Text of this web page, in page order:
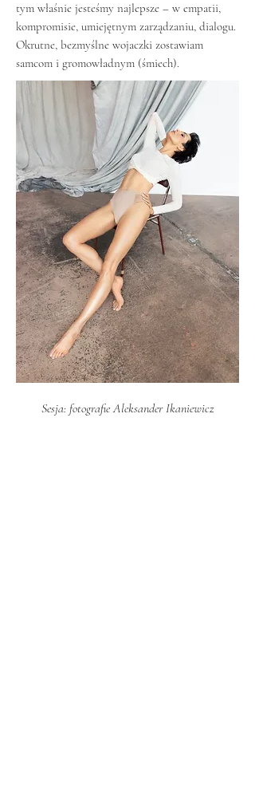
tym właśnie jesteśmy najlepsze – w empatii,
kompromisie, umiejętnym zarządzaniu, dialogu.
Okrutne, bezmyślne wojaczki zostawiam
samcom i gromowładnym (śmiech).
Sesja: fotografie Aleksander Ikaniewicz